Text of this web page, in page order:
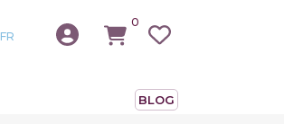
FR
0
BLOG